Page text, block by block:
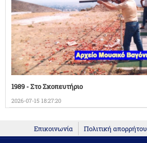
1989 - Στο Σκοπευτήριο
2026-07-15 18:27:20
Επικοινωνία Πολιτική απορρήτου